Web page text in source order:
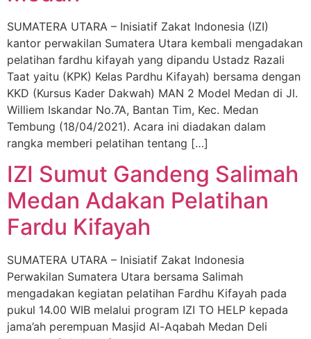
SUMATERA UTARA – Inisiatif Zakat Indonesia (IZI)
kantor perwakilan Sumatera Utara kembali mengadakan
pelatihan fardhu kifayah yang dipandu Ustadz Razali
Taat yaitu (KPK) Kelas Pardhu Kifayah) bersama dengan
KKD (Kursus Kader Dakwah) MAN 2 Model Medan di Jl.
Williem Iskandar No.7A, Bantan Tim, Kec. Medan
Tembung (18/04/2021). Acara ini diadakan dalam
rangka memberi pelatihan tentang […]
IZI Sumut Gandeng Salimah
Medan Adakan Pelatihan
Fardu Kifayah
SUMATERA UTARA – Inisiatif Zakat Indonesia
Perwakilan Sumatera Utara bersama Salimah
mengadakan kegiatan pelatihan Fardhu Kifayah pada
pukul 14.00 WIB melalui program IZI TO HELP kepada
jama’ah perempuan Masjid Al-Aqabah Medan Deli